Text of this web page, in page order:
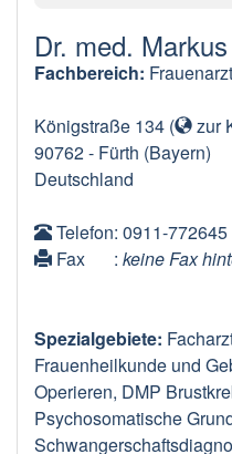
Dr. med.
Fachbereich: Frauenarzt
Königstraße 134 ( zur
90762- Fürth (Bayern)
Deutschland
Telefon: 0911-772645
Fax
: keine Fax
Spezialgebiete:
Frauenheilkunde und
Operieren, DMP
Psychosomatische